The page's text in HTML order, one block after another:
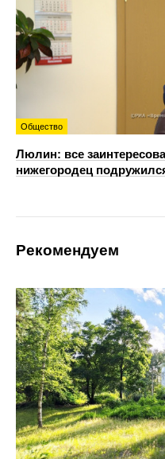
Общество
Люлин: все
нижегородец
Рекомендуем